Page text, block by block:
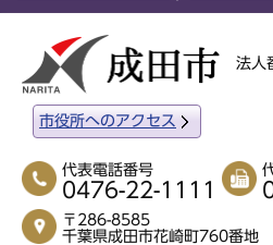
法人
市役所へのアクセス
代表電話番号
0476-22-1111
〒286-8585
千葉県成田市花崎町760番地